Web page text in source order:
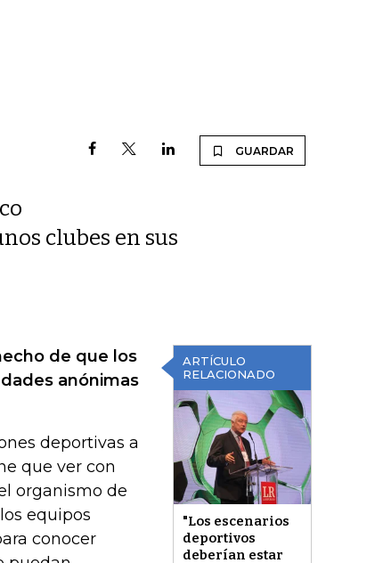
GUARDAR
clubes en sus
ARTÍCULO
RELACIONADO
"Los escenarios
deportivos
deberían estar
de que los
anónimas
deportivas a
que ver con
organismo de
equipos
conocer